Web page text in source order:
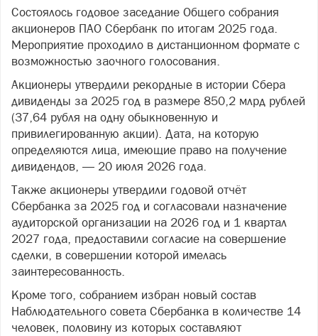
Состоялось годовое заседание Общего собрания
акционеров ПАО Сбербанк по итогам 2025 года.
Мероприятие проходило в дистанционном формате с
возможностью заочного голосования.
Акционеры утвердили рекордные в истории Сбера
дивиденды за 2025 год в размере 850,2 млрд рублей
(37,64 рубля на одну обыкновенную и
привилегированную акции). Дата, на которую
определяются лица, имеющие право на получение
дивидендов, — 20 июля 2026 года.
Также акционеры утвердили годовой отчёт
Сбербанка за 2025 год и согласовали назначение
аудиторской организации на 2026 год и 1 квартал
2027 года, предоставили согласие на совершение
сделки, в совершении которой имелась
заинтересованность.
Кроме того, собранием избран новый состав
Наблюдательного совета Сбербанка в количестве 14
человек, половину из которых составляют